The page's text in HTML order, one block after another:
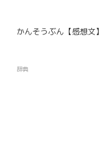
かんそうぶん【感想文】
辞典